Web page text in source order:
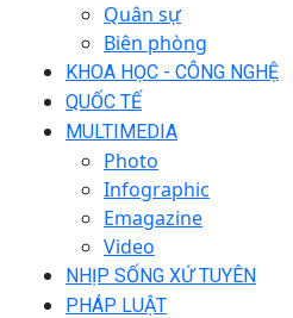
Quân sự
Biên phòng
KHOA HỌC - CÔNG NGHỆ
QUỐC TẾ
MULTIMEDIA
Photo
Infographic
Emagazine
Video
NHỊP SỐNG XỨ TUYÊN
PHÁP LUẬT